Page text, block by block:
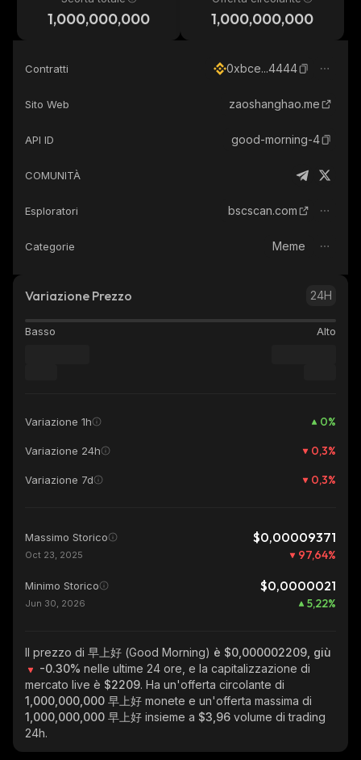
1,000,000,000 1,000,000,000
Contratti 0xbce...4444
Sito Web zaoshanghao.me
API ID good-morning-4
COMUNITÀ
Esploratori bscscan.com
Categorie Meme
Variazione Prezzo 24H
Basso Alto
Variazione 1h 0%
Variazione 24h 0,3%
Variazione 7d 0,3%
Massimo Storico $0,00009371
Oct 23, 2025 97,64%
Minimo Storico $0,0000021
Jun 30, 2026 5,22%
Il prezzo di 早上好 (Good Morning) è $0,000002209, giù
-0.30% nelle ultime 24 ore, e la capitalizzazione di
mercato live è $2209. Ha un'offerta circolante di
1,000,000,000 早上好 monete e un'offerta massima di
1,000,000,000 早上好 insieme a $3,96 volume di trading
24h.